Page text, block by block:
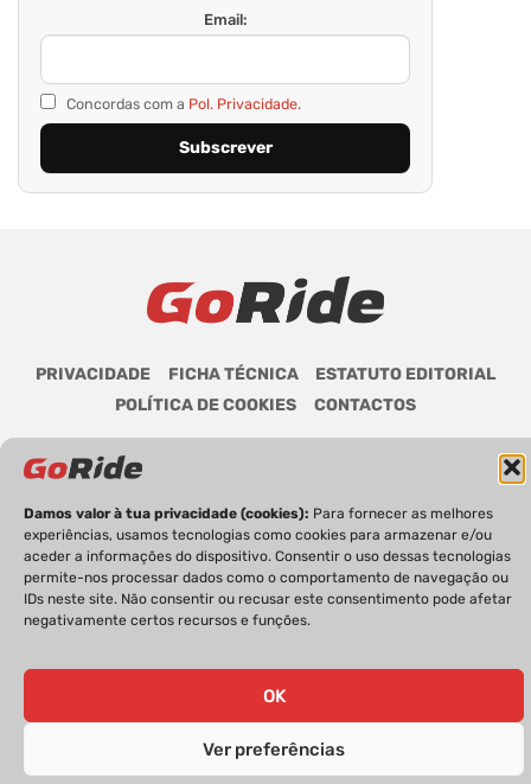
Damos valor à tua privacidade (cookies): Para fornecer as melhores
experiências, usamos tecnologias como cookies para armazenar e/ou
aceder a informações do dispositivo. Consentir o uso dessas tecnologias
permite-nos processar dados como o comportamento de navegação ou
IDs neste site. Não consentir ou recusar este consentimento pode afetar
negativamente certos recursos e funções.
OK
Ver preferências
Email:
Concordas com a Pol. Privacidade.
PRIVACIDADE FICHA TÉCNICA
ESTATUTO EDITORIAL
POLÍTICA DE COOKIES
CONTACTOS
GoRide 2026 | Todos os direitos reservados.